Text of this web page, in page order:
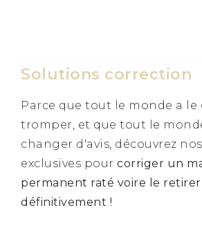
Solutions correction
Parce que tout le monde a le
tromper, et que tout le
changer d'avis, découvrez
exclusives pour corriger un
permanent raté voire le retirer
définitivement !